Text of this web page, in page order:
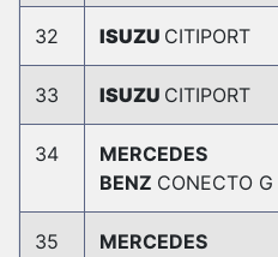
32 ISUZU CITIPORT
33 ISUZU CITIPORT
34
MERCEDES
BENZ CONECTO G
35
MERCEDES